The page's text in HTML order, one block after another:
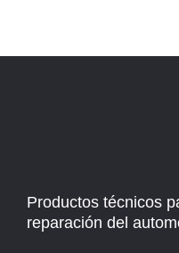
Productos técnicos
reparación del